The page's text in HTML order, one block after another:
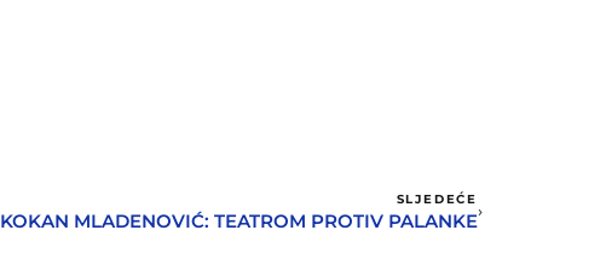
SLJEDEĆE
KOKAN MLADENOVIĆ: TEATROM PROTIV PALANKE